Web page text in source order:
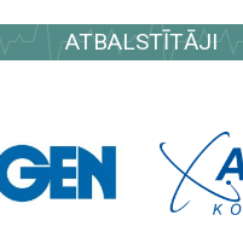
ATBALSTĪTĀJI